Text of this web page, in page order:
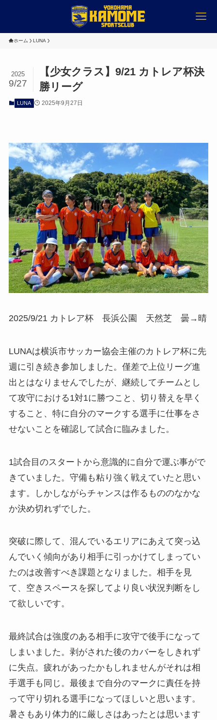
ホーム LUNA
【少女クラス】9/21 カトレア杯決
勝リーグ
2025
9/27
LUNA 2025年9月27日
2025/9/21 カトレア杯 長浜公園 天然芝 曇→晴
LUNAは横浜市サッカー協会主催のカトレア杯に先
週に引き続き参加しました。僅差で上位リーグ進
出とはなりませんでしたが、継続してチームとし
て攻守における1対1に勝つこと、切り替えを早く
すること、特に自分のマークする選手に仕事をさ
せないことを確認して試合に臨みました。
1試合目のスタートから意識的に自分で運ぶ事がで
きていました。守備も粘り強く戦えていたと思い
ます。しかしながらチャンスは作るもののなかな
か決め切れずでした。
突破に際して、混んでいるエリアにあえて突っ込
んでいく傾向があり相手に引っかけてしまってい
たのは改善すべき課題となりました。相手を見
て、空きスペースを探してより良い状況判断をし
て欲しいです。
最終試合は強度のある相手に攻守で後手になって
しまいました。剥がされた後のカバーをしきれず
に失点。疲れがあったかもしれませんがそれは相
手選手も同じ。最後まで自分のマークに責任を持
って守り切れる選手になってほしいと思います。
暑さもあり体力的に厳しさはあったとは思います